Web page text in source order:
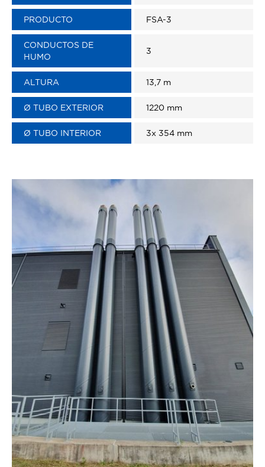
PRODUCTO FSA-3
CONDUCTOS DE
HUMO
3
ALTURA 13,7 m
Ø TUBO EXTERIOR 1220 mm
Ø TUBO INTERIOR 3x 354 mm